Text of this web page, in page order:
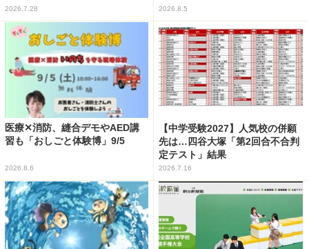
2026.7.28 2026.8.5
医療✕消防、縫合デモやAED講
習も「おしごと体験博」9/5
2026.8.6
【中学受験2027】人気校の併願
先は…四谷大塚「第2回合不合判
定テスト」結果
2026.7.16